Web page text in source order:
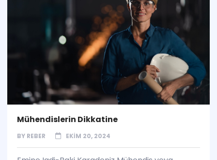
Mühendislerin Dikkatine
BY REBER EKIM 20, 2024